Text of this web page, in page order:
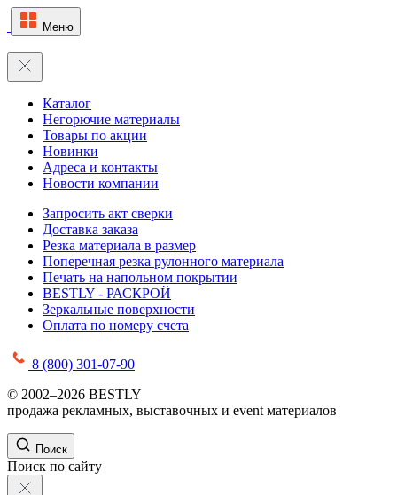
Меню
Каталог
Негорючие материалы
Товары по акции
Новинки
Адреса и контакты
Новости компании
Запросить акт сверки
Доставка заказа
Резка материала в размер
Поперечная резка рулонного материала
Печать на напольном покрытии
BESTLY - РАСКРОЙ
Зеркальные поверхности
Оплата по номеру счета
8 (800) 301-07-90
© 2002–2026 BESTLY
продажа рекламных, выставочных и event материалов
Поиск
Поиск по сайту